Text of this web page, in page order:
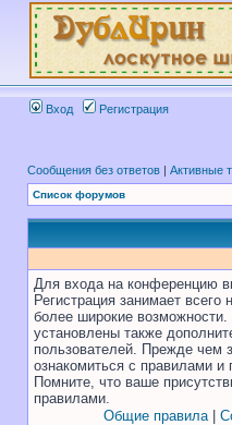
Вход Регистрация
Сообщения без ответов | Активные
Список форумов
Для входа на конференцию
Регистрация занимает
более широкие
установлены также
пользователей. Прежде чем
ознакомиться с правилами
Помните, что ваше
правилами.
Общие правила|